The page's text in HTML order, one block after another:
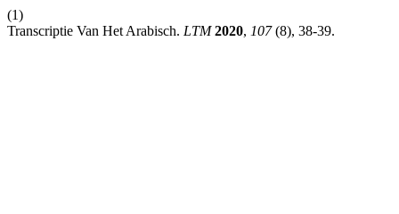
(1)
Transcriptie Van Het Arabisch. LTM 2020, 107(8), 38-39.